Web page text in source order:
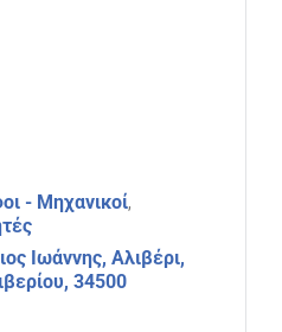
- Μηχανικοί,
Ιωάννης, Αλιβέρι,
34500